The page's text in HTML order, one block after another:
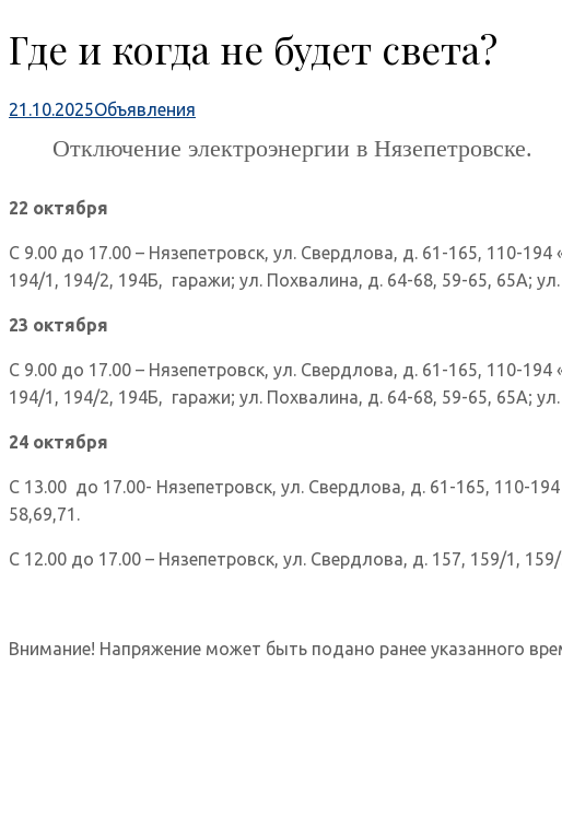
Где и когда не будет света?
21.10.2025Объявления
Отключение электроэнергии в Нязепетровске.
22 октября
С 9.00 до 17.00 – Нязепетровск, ул. Свердлова, д. 61-165, 110-
194/1, 194/2, 194Б, гаражи; ул. Похвалина, д. 64-68, 59-65, 65А;
23 октября
С 9.00 до 17.00 – Нязепетровск, ул. Свердлова, д. 61-165, 110-
194/1, 194/2, 194Б, гаражи; ул. Похвалина, д. 64-68, 59-65, 65А;
24 октября
С 13.00 до 17.00- Нязепетровск, ул. Свердлова, д. 61-165, 110-
58,69,71.
С 12.00 до 17.00 – Нязепетровск, ул. Свердлова, д. 157, 159/1,
Внимание! Напряжение может быть подано ранее указанного